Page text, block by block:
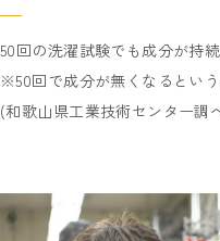
50回の洗濯試験でも成分が持
※50回で成分が無くなるという
(和歌山県工業技術センター調